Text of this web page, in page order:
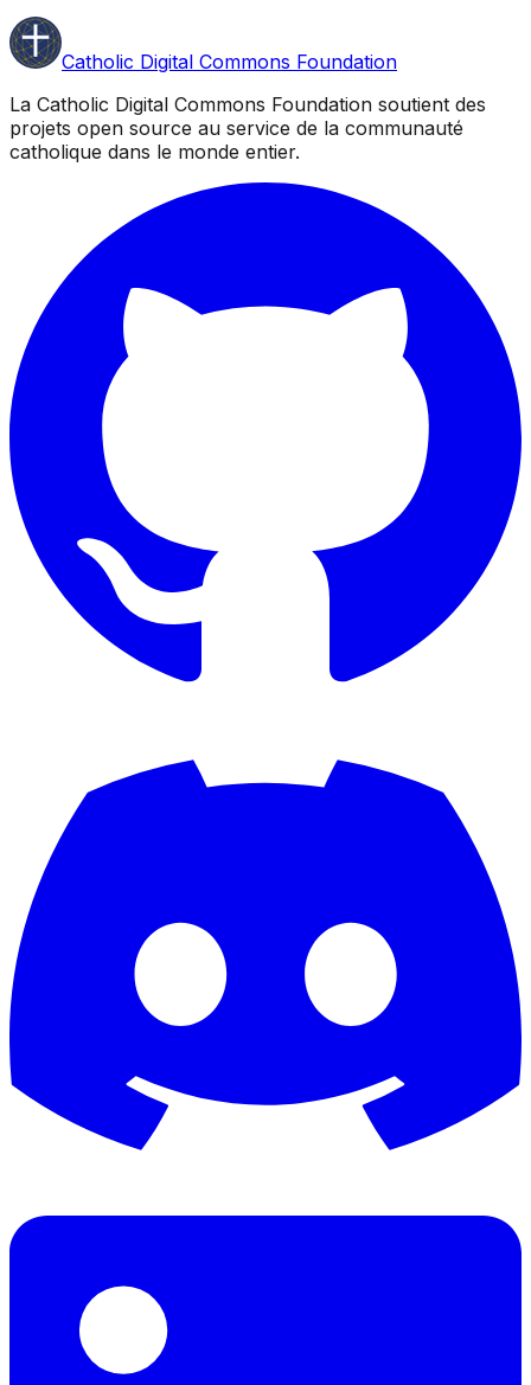
Catholic Digital Commons Foundation
La Catholic Digital Commons Foundation soutient des
projets open source au service de la communauté
catholique dans le monde entier.